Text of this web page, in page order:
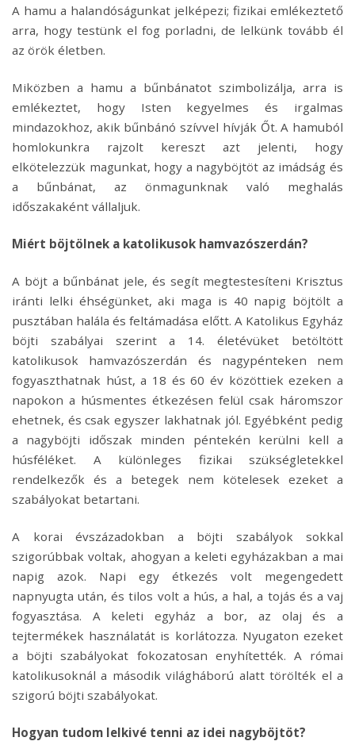
A hamu a halandóságunkat jelképezi; fizikai emlékeztető
arra, hogy testünk el fog porladni, de lelkünk tovább él
az örök életben.
Miközben a hamu a bűnbánatot szimbolizálja, arra is
emlékeztet, hogy Isten kegyelmes és irgalmas
mindazokhoz, akik bűnbánó szívvel hívják Őt. A hamuból
homlokunkra rajzolt kereszt azt jelenti, hogy
elkötelezzük magunkat, hogy a nagyböjtöt az imádság és
a bűnbánat, az önmagunknak való meghalás
időszakaként vállaljuk.
Miért böjtölnek a katolikusok hamvazószerdán?
A böjt a bűnbánat jele, és segít megtestesíteni Krisztus
iránti lelki éhségünket, aki maga is 40 napig böjtölt a
pusztában halála és feltámadása előtt. A Katolikus Egyház
böjti szabályai szerint a 14. életévüket betöltött
katolikusok hamvazószerdán és nagypénteken nem
fogyaszthatnak húst, a 18 és 60 év közöttiek ezeken a
napokon a húsmentes étkezésen felül csak háromszor
ehetnek, és csak egyszer lakhatnak jól. Egyébként pedig
a nagyböjti időszak minden péntekén kerülni kell a
húsféléket. A különleges fizikai szükségletekkel
rendelkezők és a betegek nem kötelesek ezeket a
szabályokat betartani.
A korai évszázadokban a böjti szabályok sokkal
szigorúbbak voltak, ahogyan a keleti egyházakban a mai
napig azok. Napi egy étkezés volt megengedett
napnyugta után, és tilos volt a hús, a hal, a tojás és a vaj
fogyasztása. A keleti egyház a bor, az olaj és a
tejtermékek használatát is korlátozza. Nyugaton ezeket
a böjti szabályokat fokozatosan enyhítették. A római
katolikusoknál a második világháború alatt törölték el a
szigorú böjti szabályokat.
Hogyan tudom lelkivé tenni az idei nagyböjtöt?